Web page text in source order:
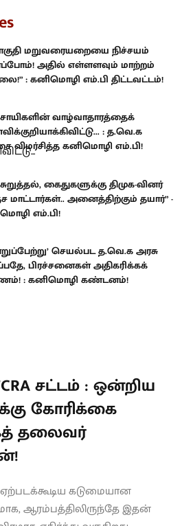
மறுவரையறையை நிச்சயம்
அதில் எள்ளளவும் மாற்றம்
: கனிமொழி எம்.பி திட்டவட்டம்!
வாழ்வாதாரத்தைக்
: த.வெ.க
விமர்சித்த கனிமொழி எம்.பி!
கைதுகளுக்கு திமுக-வினர்
அனைத்திற்கும் தயார்” -
எம்.பி!
செயல்பட த.வெ.க அரசு
பிரச்சனைகள் அதிகரிக்கக்
: கனிமொழி கண்டனம்!
சட்டம் : ஒன்றிய
கோரிக்கை
தலைவர்
கடுமையான
ஆரம்பத்திலிருந்தே இதன்